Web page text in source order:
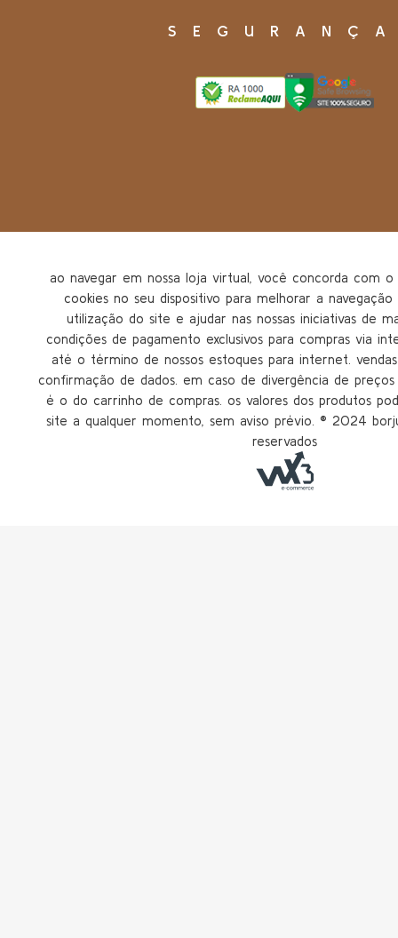
ao navegar em nossa loja virtual, você concorda com
cookies no seu dispositivo para melhorar a
utilização do site e ajudar nas nossas iniciativas de
condições de pagamento exclusivos para compras via
até o término de nossos estoques para internet.
confirmação de dados. em caso de divergência de
é o do carrinho de compras. os valores dos produtos
site a qualquer momento, sem aviso prévio. ®️ 2024
reservados